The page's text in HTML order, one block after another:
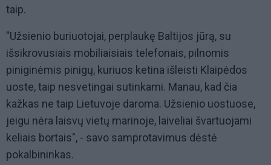
taip.
"Užsienio buriuotojai, perplaukę Baltijos jūrą, su
išsikrovusiais mobiliaisiais telefonais, pilnomis
piniginėmis pinigų, kuriuos ketina išleisti Klaipėdos
uoste, taip nesvetingai sutinkami. Manau, kad čia
kažkas ne taip Lietuvoje daroma. Užsienio uostuose,
jeigu nėra laisvų vietų marinoje, laiveliai švartuojami
keliais bortais", - savo samprotavimus dėstė
pokalbininkas.